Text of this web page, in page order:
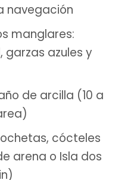
navegación
manglares:
garzas azules y
de arcilla (10 a
cócteles
arena o Isla dos